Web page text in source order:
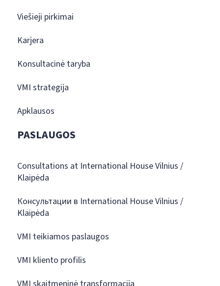
Viešieji pirkimai
Karjera
Konsultacinė taryba
VMI strategija
Apklausos
PASLAUGOS
Consultations at International House Vilnius /
Klaipėda
Консультации в International House Vilnius /
Klaipėda
VMI teikiamos paslaugos
VMI kliento profilis